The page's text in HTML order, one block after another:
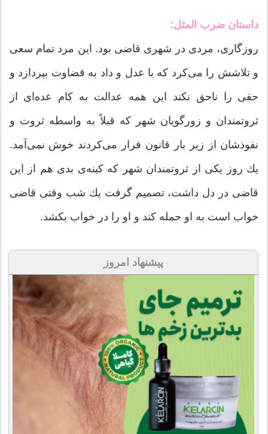
داستان ضرب المثل:
روزگاری، مردی در شهری قاضی بود. این مرد تمام سعی
و تلاشش را می‌كرد كه با عدل و داد به قضاوت بپردازد و
حقی را ناحق نكند این همه عدالت به كام عده‌ای از
ثروتمندان و زورگویان شهر كه قبلاً به واسطه ثروت و
نفوذشان از زیر بار قانون فرار می‌كردند خوش نمی‌آمد.
یك روز یكی از ثروتمندان شهر كه كینه‌ی بدی هم از این
قاضی در دل داشت، تصمیم گرفت یك شب وقتی قاضی
خواب است به او حمله كند و او را در خواب بكشد.
پیشنهاد امروز